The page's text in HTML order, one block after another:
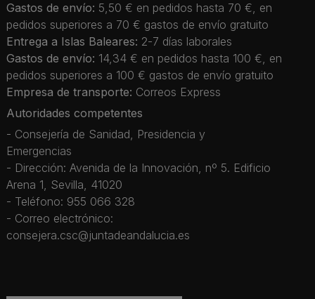
Gastos de envío: 5,50 € en pedidos hasta 70 €, en
pedidos superiores a 70 € gastos de envío gratuito
Entrega a Islas Baleares: 2-7 días laborales
Gastos de envío: 14,34 € en pedidos hasta 100 €, en
pedidos superiores a 100 € gastos de envío gratuito
Empresa de transporte: Correos Express
Autoridades competentes
- Consejería de Sanidad, Presidencia y
Emergencias
- Dirección: Avenida de la Innovación, nº 5. Edificio
Arena 1, Sevilla, 41020
- Teléfono: 955 066 328
- Correo electrónico:
consejera.csc@juntadeandalucia.es